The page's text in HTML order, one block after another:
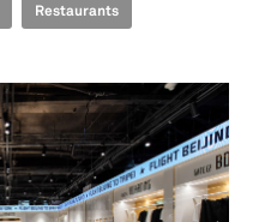
Restaurants